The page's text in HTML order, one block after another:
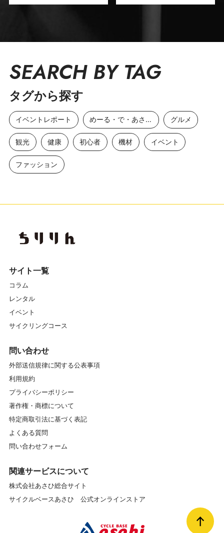
SEARCH BY TAG
タグから探す
イベントレポート めーる・で・あさひ グルメ
観光 健康 初心者 機材 イベント
ファッション
サイト一覧
コラム
レンタル
イベント
サイクリングコース
問い合わせ
外部送信規律に関する公表事項
利用規約
プライバシーポリシー
著作権・商標について
特定商取引法に基づく表記
よくある質問
問い合わせフォーム
関連サービスについて
株式会社あさひ総合サイト
サイクルベースあさひ 公式オンラインストア